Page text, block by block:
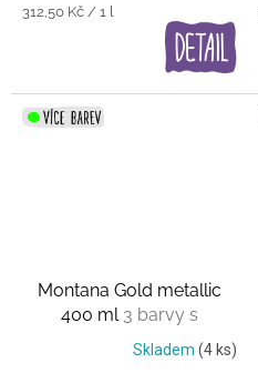
Měrná
312,50 Kč / 1 l
Montana Gold metallic
400 ml 3 barvy s
vysokým leskem+2 matné
Skladem (4 ks)